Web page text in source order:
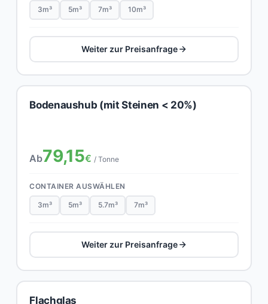
3m³ 5m³ 7m³ 10m³
Weiter zur Preisanfrage
Bodenaushub (mit Steinen < 20%)
Ab79,15€ / Tonne
CONTAINER AUSWÄHLEN
3m³ 5m³ 5.7m³ 7m³
Weiter zur Preisanfrage
Flachglas